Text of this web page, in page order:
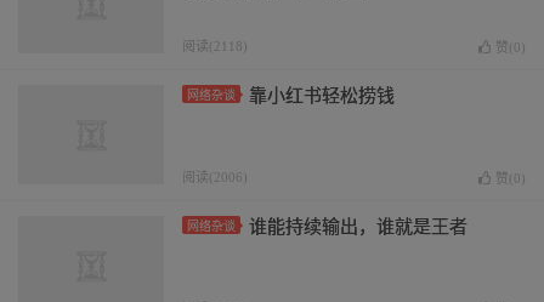
阅读(2118) 赞( 0 )
网络杂谈 靠小红书轻松捞钱
阅读(2006) 赞( 0 )
网络杂谈 谁能持续输出，谁就是王者